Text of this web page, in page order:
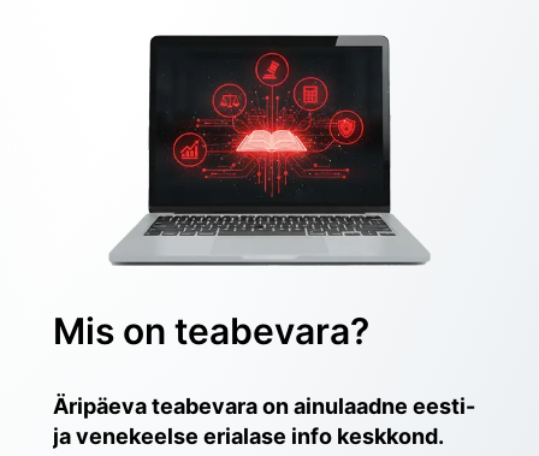
Mis on teabevara?
Äripäeva teabevara on ainulaadne eesti-
ja venekeelse erialase info keskkond.